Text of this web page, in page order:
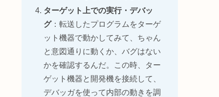
ターゲット上での実行・デバッ
グ：転送したプログラムをターゲ
ット機器で動かしてみて、ちゃん
と意図通りに動くか、バグはない
かを確認するんだ。この時、ター
ゲット機器と開発機を接続して、
デバッガを使って内部の動きを調